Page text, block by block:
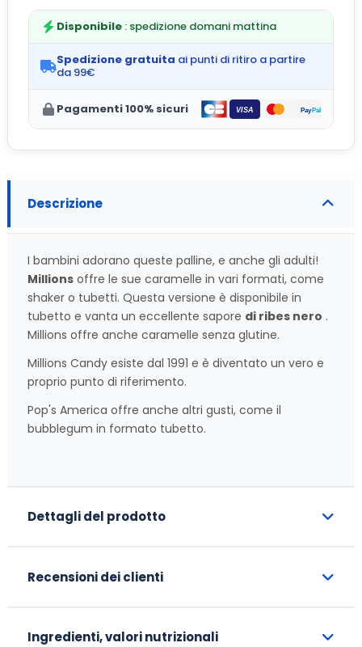
Disponibile : spedizione domani mattina
Spedizione gratuita ai punti di ritiro a partire
da 99€
Pagamenti 100% sicuri
Descrizione
I bambini adorano queste palline, e anche gli adulti!
Millions offre le sue caramelle in vari formati, come
shaker o tubetti. Questa versione è disponibile in
tubetto e vanta un eccellente sapore di ribes nero .
Millions offre anche caramelle senza glutine.
Millions Candy esiste dal 1991 e è diventato un vero e
proprio punto di riferimento.
Pop's America offre anche altri gusti, come il
bubblegum in formato tubetto.
Dettagli del prodotto
Recensioni dei clienti
Ingredienti, valori nutrizionali